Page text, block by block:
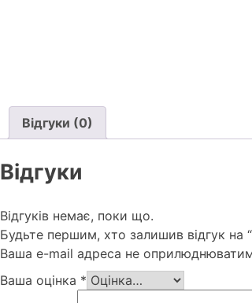
Відгуки (0)
Відгуки
Відгуків немає, поки що.
Будьте першим, хто залишив відгук
Ваша e-mail адреса не
Ваша оцінка *